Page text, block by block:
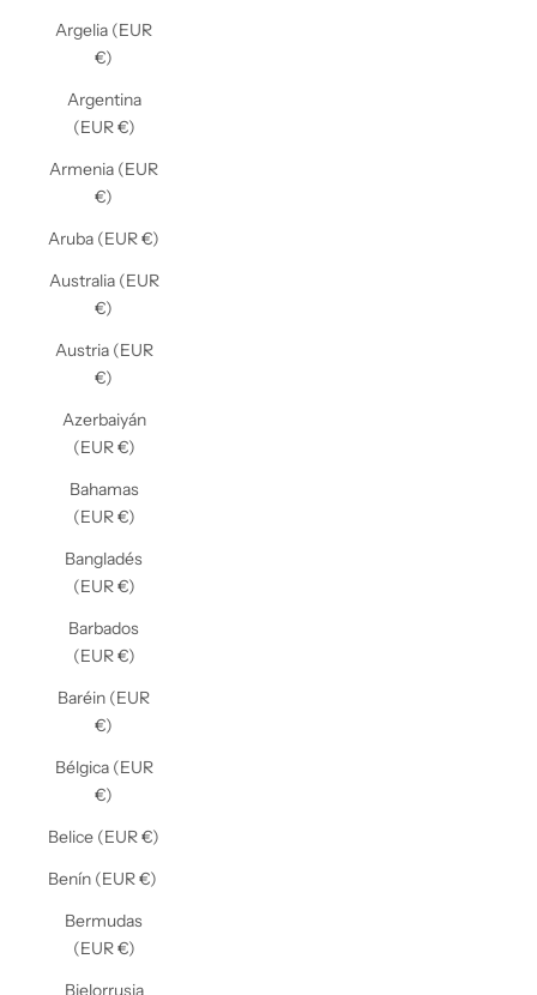
Argelia (EUR
€)
Argentina
(EUR €)
Armenia (EUR
€)
Aruba (EUR €)
Australia (EUR
€)
Austria (EUR
€)
Azerbaiyán
(EUR €)
Bahamas
(EUR €)
Bangladés
(EUR €)
Barbados
(EUR €)
Baréin (EUR
€)
Bélgica (EUR
€)
Belice (EUR €)
Benín (EUR €)
Bermudas
(EUR €)
Bielorrusia